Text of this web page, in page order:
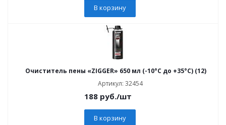
В корзину
Очиститель пены «ZIGGER» 650 мл (-10°C до +35°C) (12)
Артикул: 32454
188 руб./шт
В корзину